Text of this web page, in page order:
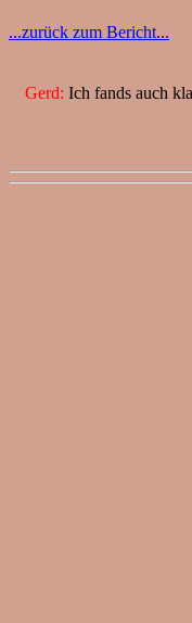
...zurück zum Bericht...
Gerd: Ich fands auch